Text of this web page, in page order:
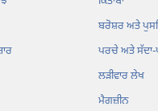
ਬਰੋਸ਼ਰ ਅਤੇ
ਪਰਚੇ ਅਤੇ
ਲੜੀਵਾਰ ਲੇਖ
ਮੈਗਜ਼ੀਨ